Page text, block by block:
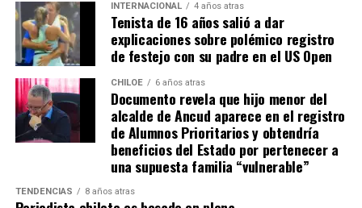
INTERNACIONAL 4 años atras
Tenista de 16 años salió a dar
explicaciones sobre polémico registro
de festejo con su padre en el US Open
CHILOE 6 años atras
Documento revela que hijo menor del
alcalde de Ancud aparece en el registro
de Alumnos Prioritarios y obtendría
beneficios del Estado por pertenecer a
una supuesta familia “vulnerable”
TENDENCIAS 8 años atras